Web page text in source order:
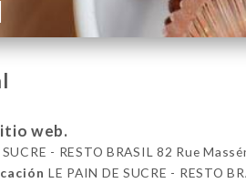
web.
- RESTO BRASIL 82 Rue
LE PAIN DE SUCRE - RESTO